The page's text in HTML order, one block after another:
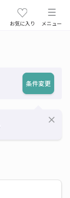
お気に入り メニュー
条件変更
close